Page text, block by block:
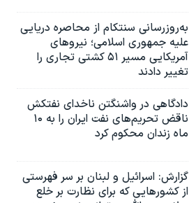
به‌روزرسانی سنتکام از محاصره دریایی
علیه جمهوری اسلامی؛ نیروهای
آمریکایی مسیر ۵۱ کشتی تجاری را
تغییر دادند
دادگاهی در واشنگتن ناخدای نفتکش
ناقض تحریم‌های نفت ایران را به ۱۰
ماه زندان محکوم کرد
گزارش‌: اسرائيل و لبنان بر سر فهرستی
از کشورهایی که برای نظارت بر خلع